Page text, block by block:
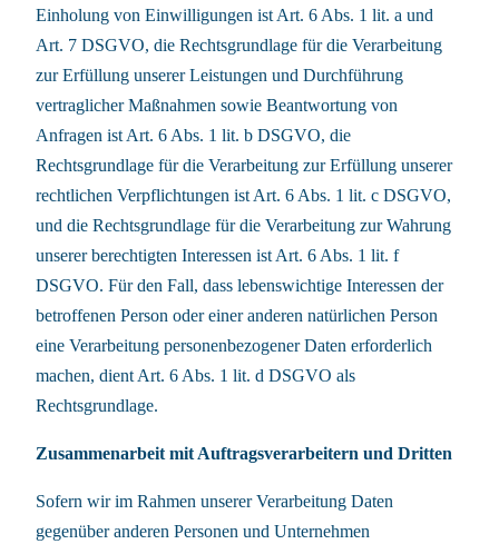
Einholung von Einwilligungen ist Art. 6 Abs. 1 lit. a und
Art. 7 DSGVO, die Rechtsgrundlage für die Verarbeitung
zur Erfüllung unserer Leistungen und Durchführung
vertraglicher Maßnahmen sowie Beantwortung von
Anfragen ist Art. 6 Abs. 1 lit. b DSGVO, die
Rechtsgrundlage für die Verarbeitung zur Erfüllung unserer
rechtlichen Verpflichtungen ist Art. 6 Abs. 1 lit. c DSGVO,
und die Rechtsgrundlage für die Verarbeitung zur Wahrung
unserer berechtigten Interessen ist Art. 6 Abs. 1 lit. f
DSGVO. Für den Fall, dass lebenswichtige Interessen der
betroffenen Person oder einer anderen natürlichen Person
eine Verarbeitung personenbezogener Daten erforderlich
machen, dient Art. 6 Abs. 1 lit. d DSGVO als
Rechtsgrundlage.
Zusammenarbeit mit Auftragsverarbeitern und Dritten
Sofern wir im Rahmen unserer Verarbeitung Daten
gegenüber anderen Personen und Unternehmen